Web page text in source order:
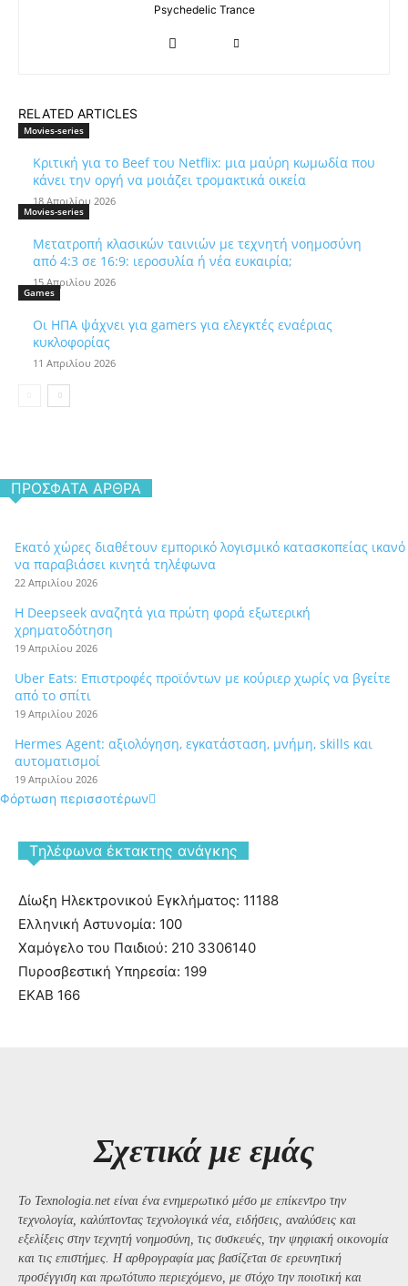
Psychedelic Trance
RELATED ARTICLES
Movies-series
Κριτική για το Beef του Netflix: μια μαύρη κωμωδία που
κάνει την οργή να μοιάζει τρομακτικά οικεία
18 Απριλίου 2026
Movies-series
Μετατροπή κλασικών ταινιών με τεχνητή νοημοσύνη
από 4:3 σε 16:9: ιεροσυλία ή νέα ευκαιρία;
15 Απριλίου 2026
Games
Οι ΗΠΑ ψάχνει για gamers για ελεγκτές εναέριας
κυκλοφορίας
11 Απριλίου 2026
ΠΡΌΣΦΑΤΑ ΆΡΘΡΑ
Εκατό χώρες διαθέτουν εμπορικό λογισμικό κατασκοπείας ικανό
να παραβιάσει κινητά τηλέφωνα
22 Απριλίου 2026
Η Deepseek αναζητά για πρώτη φορά εξωτερική
χρηματοδότηση
19 Απριλίου 2026
Uber Eats: Επιστροφές προϊόντων με κούριερ χωρίς να βγείτε
από το σπίτι
19 Απριλίου 2026
Hermes Agent: αξιολόγηση, εγκατάσταση, μνήμη, skills και
αυτοματισμοί
19 Απριλίου 2026
Φόρτωση περισσοτέρων
Tηλέφωνα έκτακτης ανάγκης
Δίωξη Ηλεκτρονικού Εγκλήματος: 11188
Ελληνική Αστυνομία: 100
Χαμόγελο του Παιδιού: 210 3306140
Πυροσβεστική Υπηρεσία: 199
ΕΚΑΒ 166
Σχετικά με εμάς
Το Texnologia.net είναι ένα ενημερωτικό μέσο με επίκεντρο την
τεχνολογία, καλύπτοντας τεχνολογικά νέα, ειδήσεις, αναλύσεις και
εξελίξεις στην τεχνητή νοημοσύνη, τις συσκευές, την ψηφιακή οικονομία
και τις επιστήμες. Η αρθρογραφία μας βασίζεται σε ερευνητική
προσέγγιση και πρωτότυπο περιεχόμενο, με στόχο την ποιοτική και